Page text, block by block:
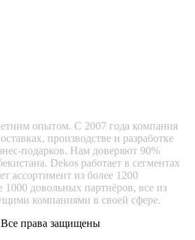
опытом. С 2007 года компания
производстве и разработке
подарков. Нам доверяют 90%
Dekos работает в сегментах
ассортимент из более 1200
1000 довольных партнёров, все из
компаниями в своей сфере.
права защищены